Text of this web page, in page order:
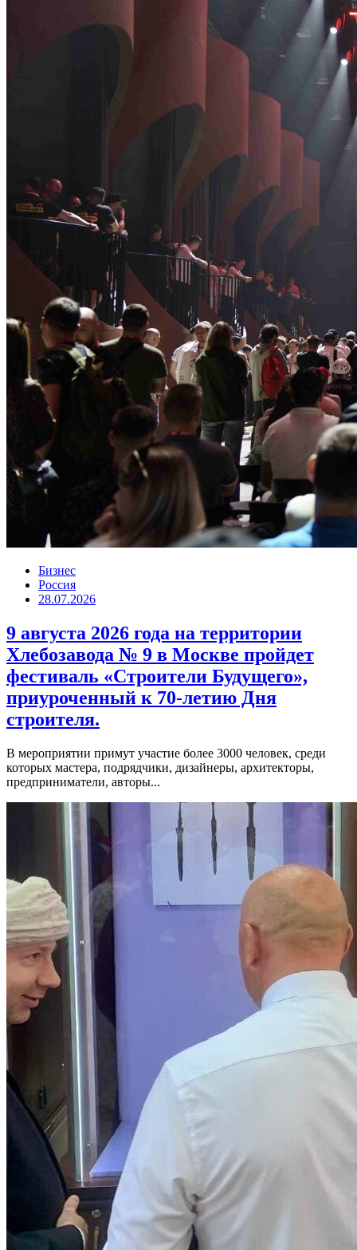
Бизнес
Россия
28.07.2026
9 августа 2026 года на территории
Хлебозавода № 9 в Москве пройдет
фестиваль «Строители Будущего»,
приуроченный к 70-летию Дня
строителя.
В мероприятии примут участие более 3000 человек, среди
которых мастера, подрядчики, дизайнеры, архитекторы,
предприниматели, авторы...